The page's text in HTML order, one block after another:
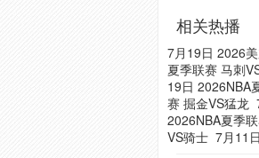
相关热播
7月19日 2026
夏季联赛 马刺
19日 2026NBA
赛 掘金VS猛龙
2026NBA夏季
VS骑士 7月11